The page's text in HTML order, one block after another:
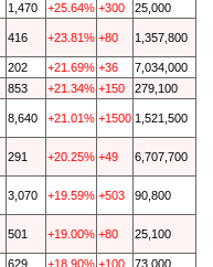
1,470 +25.64% +300 25,000
416 +23.81% +80 1,357,800
202 +21.69% +36
7,034,000
853 +21.34% +150 279,100
8,640 +21.01% +1500 1,521,500
291 +20.25% +49 6,707,700
3,070 +19.59% +503 90,800
501 +19.00% +80 25,100
629 +18.90% +100 73,000